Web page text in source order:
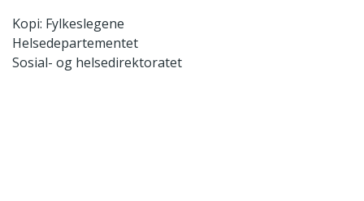
Kopi: Fylkeslegene
Helsedepartementet
Sosial- og helsedirektoratet